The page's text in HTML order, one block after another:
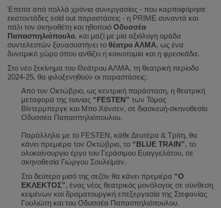
Έπειτα από πολλά χρόνια συνεργασίας - που καρποφόρησε
εκατοντάδες sold out παραστάσεις - η PRIME συναντά και
πάλι τον σκηνοθέτη και ηθοποιό Οδυσσέα
Παπασπηλιόπουλο, και μαζί με μία αξιόλογη ομάδα
συντελεστών ξανασυστήνει το θέατρο ΑΛΜΑ, ως ένα
δυναμικό χώρο όπου ανθίζει η καινοτομία και η φρεσκάδα.
Στο νέο ξεκίνημα του Θεάτρου ΑΛΜΑ, τη θεατρική περίοδο
2024-25, θα φιλοξενηθούν οι παραστάσεις:
Από τον Οκτώβριο, ως κεντρική παράσταση, η θεατρική
μεταφορά της ταινίας “ FESTEN ” των Τόμας
Βίντερμπεργκ και Μπο Χάνσεν, σε διασκευή-σκηνοθεσία
Οδυσσέα Παπασπηλιόπουλου.
Παράλληλα με το FESTEN, κάθε Δευτέρα & Τρίτη, θα
κάνει πρεμιέρα τον Οκτώβριο, το “ BLUE TRAIN ”, το
ολοκαίνουργιο έργο του Γεράσιμου Ευαγγελάτου, σε
σκηνοθεσία Γιώργου Σουλεϊμάν.
Στο δεύτερο μισό της σεζόν θα κάνει πρεμιέρα “Ο
ΕΚΛΕΚΤΟΣ”, ένας νέος θεατρικός μονόλογος σε σύνθεση
κειμένων και δραματουργική επεξεργασία της Στεφανίας
Γουλιώτη και του Οδυσσέα Παπασπηλιόπουλου.